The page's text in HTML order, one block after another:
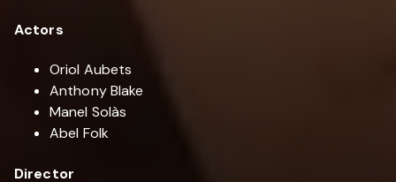
Actors
Oriol Aubets
Anthony Blake
Manel Solàs
Abel Folk
Director